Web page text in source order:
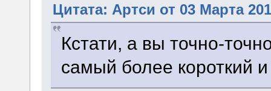
Цитата: Артси от 03 Марта
Кстати, а вы точно-
самый более короткий